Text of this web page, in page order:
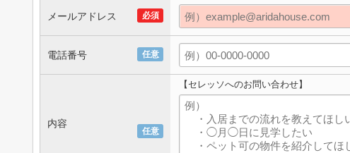
必須
メールアドレス
任意
電話番号
任意
内容
【セレッソへのお問い合わせ】